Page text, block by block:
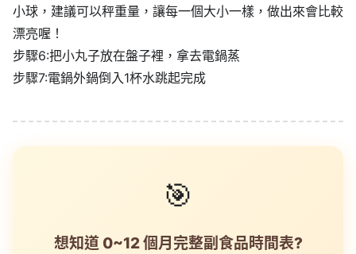
小球，建議可以秤重量，讓每一個大小一樣，做出來會比較
漂亮喔！
步驟6:把小丸子放在盤子裡，拿去電鍋蒸
步驟7:電鍋外鍋倒入1杯水跳起完成
🎯
想知道 0~12 個月完整副食品時間表?